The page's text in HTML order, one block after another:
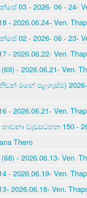
03 - 2026- 06 - 24-
2026.06.24- Ven.
02 - 2026- 06 - 23-
2026.06.22- Ven.
- 2026.06.21- Ven.
(නිවන් මඟේ පළගැස්ම)
2026.06.21- Ven.
වැඩසටහන 150 -
Thero
- 2026.06.13- Ven.
2026.06.19- Ven.
2026.06.18- Ven.